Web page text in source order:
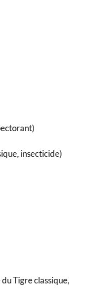
insecticide)
Tigre classique,